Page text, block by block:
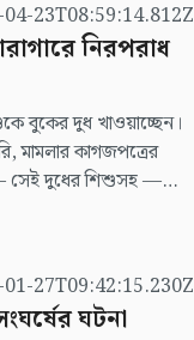
23T08:59:14.812Z
নিরপরাধ
বুকের দুধ খাওয়াচ্ছেন।
মামলার কাগজপত্রের
সেই দুধের শিশুসহ —
27T09:42:15.230Z
ঘটনা